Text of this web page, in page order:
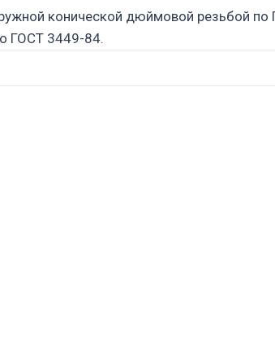
конической дюймовой резьбой
ГОСТ 3449-84.